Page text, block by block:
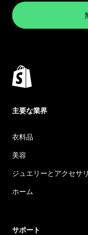
主要な業界
衣料品
美容
ジュエリーとアクセサ
ホーム
サポート